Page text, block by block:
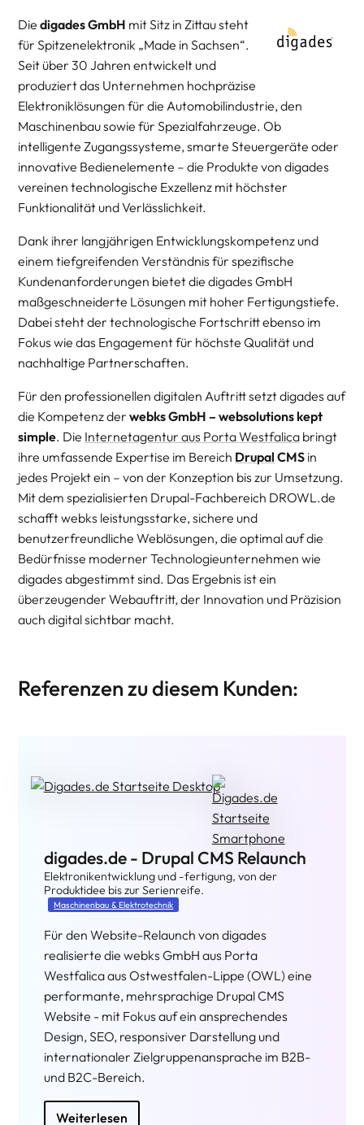
Diedigades GmbH mit Sitz in Zittau steht
für Spitzenelektronik „Made in Sachsen“.
Seit über 30 Jahren entwickelt und
produziert das Unternehmen hochpräzise
Elektroniklösungen für die Automobilindustrie, den
Maschinenbau sowie für Spezialfahrzeuge. Ob
intelligente Zugangssysteme, smarte Steuergeräte oder
innovative Bedienelemente – die Produkte von digades
vereinen technologische Exzellenz mit höchster
Funktionalität und Verlässlichkeit.
Dank ihrer langjährigen Entwicklungskompetenz und
einem tiefgreifenden Verständnis für spezifische
Kundenanforderungen bietet die digades GmbH
maßgeschneiderte Lösungen mit hoher Fertigungstiefe.
Dabei steht der technologische Fortschritt ebenso im
Fokus wie das Engagement für höchste Qualität und
nachhaltige Partnerschaften.
Für den professionellen digitalen Auftritt setzt digades auf
die Kompetenz derwebks GmbH – websolutions kept
simple. Die Internetagentur aus Porta Westfalica bringt
ihre umfassende Expertise im Bereich Drupal CMS in
jedes Projekt ein – von der Konzeption bis zur Umsetzung.
Mit dem spezialisierten Drupal-Fachbereich DROWL.de
schafft webks leistungsstarke, sichere und
benutzerfreundliche Weblösungen, die optimal auf die
Bedürfnisse moderner Technologieunternehmen wie
digades abgestimmt sind. Das Ergebnis ist ein
überzeugender Webauftritt, der Innovation und Präzision
auch digital sichtbar macht.
Referenzen zu diesem Kunden:
digades.de - Drupal CMS Relaunch
Elektronikentwicklung und -fertigung, von der
Produktidee bis zur Serienreife.
Maschinenbau & Elektrotechnik
Für den Website-Relaunch von digades
realisierte die webks GmbH aus Porta
Westfalica aus Ostwestfalen-Lippe (OWL) eine
performante, mehrsprachige Drupal CMS
Website - mit Fokus auf ein ansprechendes
Design, SEO, responsiver Darstellung und
internationaler Zielgruppenansprache im B2B-
und B2C-Bereich.
Weiterlesen